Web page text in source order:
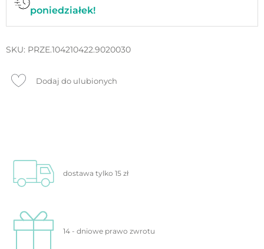
poniedziałek!
SKU: PRZE.104210422.9020030
Dodaj do ulubionych
dostawa tylko 15 zł
14 - dniowe prawo zwrotu